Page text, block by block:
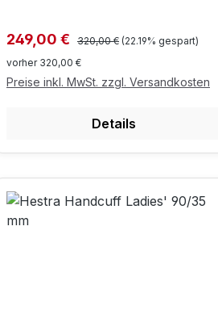
Verkaufspreis:
249,00 € Regulärer Preis:
320,00 € (22.19% gespart)
vorher 320,00 €
Preise inkl. MwSt. zzgl. Versandkosten
Details